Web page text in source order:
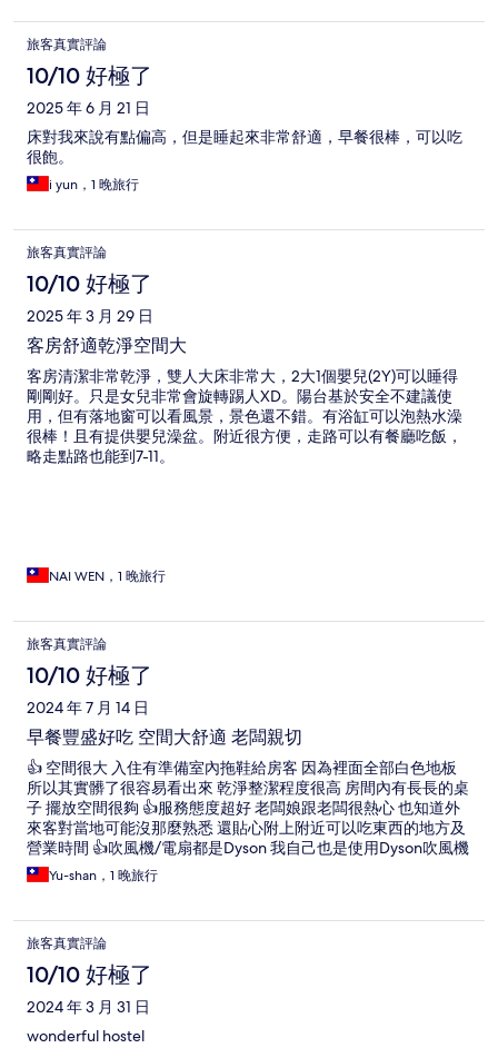
旅客真實評論
10/10 好極了
2025 年 6 月 21 日
床對我來說有點偏高，但是睡起來非常舒適，早餐很棒，可以吃
很飽。
i yun，1 晚旅行
旅客真實評論
10/10 好極了
2025 年 3 月 29 日
客房舒適乾淨空間大
客房清潔非常乾淨，雙人大床非常大，2大1個嬰兒(2Y)可以睡得
剛剛好。只是女兒非常會旋轉踢人XD。陽台基於安全不建議使
用，但有落地窗可以看風景，景色還不錯。有浴缸可以泡熱水澡
很棒！且有提供嬰兒澡盆。附近很方便，走路可以有餐廳吃飯，
略走點路也能到7-11。
NAI WEN，1 晚旅行
旅客真實評論
10/10 好極了
2024 年 7 月 14 日
早餐豐盛好吃 空間大舒適 老闆親切
👍 空間很大 入住有準備室內拖鞋給房客 因為裡面全部白色地板
所以其實髒了很容易看出來 乾淨整潔程度很高 房間內有長長的桌
子 擺放空間很夠 👍服務態度超好 老闆娘跟老闆很熱心 也知道外
來客對當地可能沒那麼熟悉 還貼心附上附近可以吃東西的地方及
營業時間 👍吹風機/電扇都是Dyson 我自己也是使用Dyson吹風機
個人是沒有品牌迷思 但吹頭髮真的乾的速度頗快 👍大電視+乾濕
分離+浴缸 大電視看起來就舒服 還有Netflix 浴室裡除了乾濕分離
使用 👍 早餐豐盛（吃一個太飽） 不是自助式的 但是吃很飽 中西
式合併 有粥 小菜 火腿 小麵包 蛋餅 沙拉 水果 還附一杯飲料（飲
料入住時會先詢問）真的是吃很飽 ✖️枕頭太軟 這個純屬個人的感
覺 睡覺我習慣有枕頭 他們家的枕頭真的偏軟 我實在不太習慣 ✖️
房間偏熱 因為落地窗 真的很漂亮 但陽光就會比較曬 房間內的溫
度也偏高 中下午需要冷氣+電扇 才不會太熱
Yu-shan，1 晚旅行
旅客真實評論
10/10 好極了
2024 年 3 月 31 日
wonderful hostel